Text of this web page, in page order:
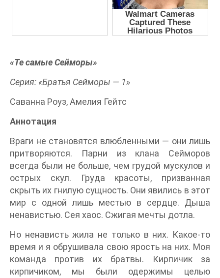
«Те самые Сейморы»
Серия: «Братья Сейморы — 1»
Саванна Роуз, Амелия Гейтс
Аннотация
Враги не становятся влюбленными — они лишь
притворяются. Парни из клана Сейморов
всегда были не больше, чем грудой мускулов и
острых скул. Груда красоты, призванная
скрыть их гнилую сущность. Они явились в этот
мир с одной лишь местью в сердце. Дыша
ненавистью. Сея хаос. Сжигая мечты дотла.
Но ненависть жила не только в них. Какое-то
время и я обрушивала свою ярость на них. Моя
команда против их братвы. Кирпичик за
кирпичиком, мы были одержимы целью